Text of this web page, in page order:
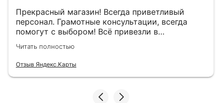
Прекрасный магазин! Всегда приветливый
персонал. Грамотные консультации, всегда
помогут с выбором! Всё привезли в
назначенный день!
Читать полностью
Отзыв Яндекс.Карты